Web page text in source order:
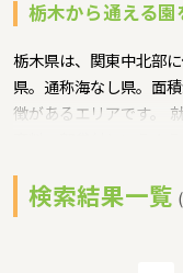
栃木から通える園
栃木県は、関東中北部
県。通称海なし県。面
徴があるエリアです。
は、保育所や保育施設
っています。（2017年
検索結果一覧